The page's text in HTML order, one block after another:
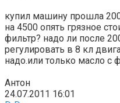
купил машину прошла
на 4500 опять грязное
фильтр? надо ли после
регулировать в 8 кл
надо.или только масло с
Антон
24.07.2011 16:01